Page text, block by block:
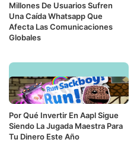
Millones De Usuarios Sufren
Una Caída Whatsapp Que
Afecta Las Comunicaciones
Globales
Por Qué Invertir En Aapl Sigue
Siendo La Jugada Maestra Para
Tu Dinero Este Año